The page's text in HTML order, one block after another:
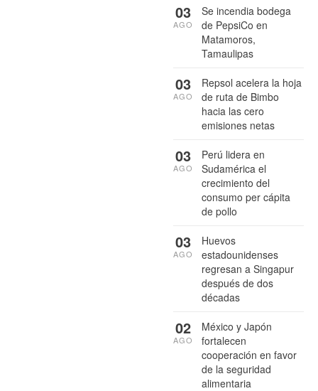
Se incendia bodega
de PepsiCo en
Matamoros,
Tamaulipas
03
AGO
Repsol acelera la hoja
de ruta de Bimbo
hacia las cero
emisiones netas
03
AGO
Perú lidera en
Sudamérica el
crecimiento del
consumo per cápita
de pollo
03
AGO
Huevos
estadounidenses
regresan a Singapur
después de dos
décadas
03
AGO
México y Japón
fortalecen
cooperación en favor
de la seguridad
alimentaria
02
AGO